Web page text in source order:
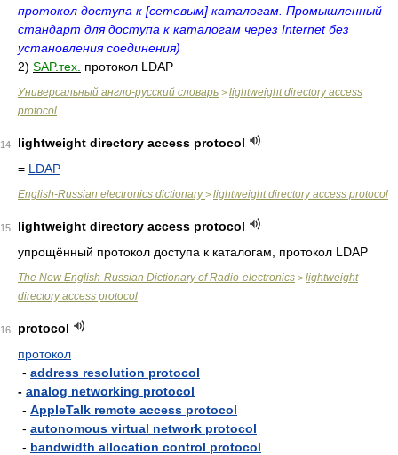
протокол доступа к [сетевым] каталогам. Промышленный
стандарт для доступа к каталогам через Internet без
установления соединения)
2) SAP.тех. протокол LDAP
Универсальный англо-русский словарь > lightweight directory access
protocol
14
lightweight directory access protocol
= LDAP
English-Russian electronics dictionary> lightweight directory access protocol
15
lightweight directory access protocol
упрощённый протокол доступа к каталогам, протокол LDAP
The New English-Russian Dictionary of Radio-electronics > lightweight
directory access protocol
16
protocol
протокол
- address resolution protocol
- analog networking protocol
- AppleTalk remote access protocol
- autonomous virtual network protocol
- bandwidth allocation control protocol